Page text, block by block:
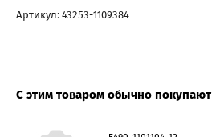
Артикул: 43253-1109384
С этим товаром обычно покупают